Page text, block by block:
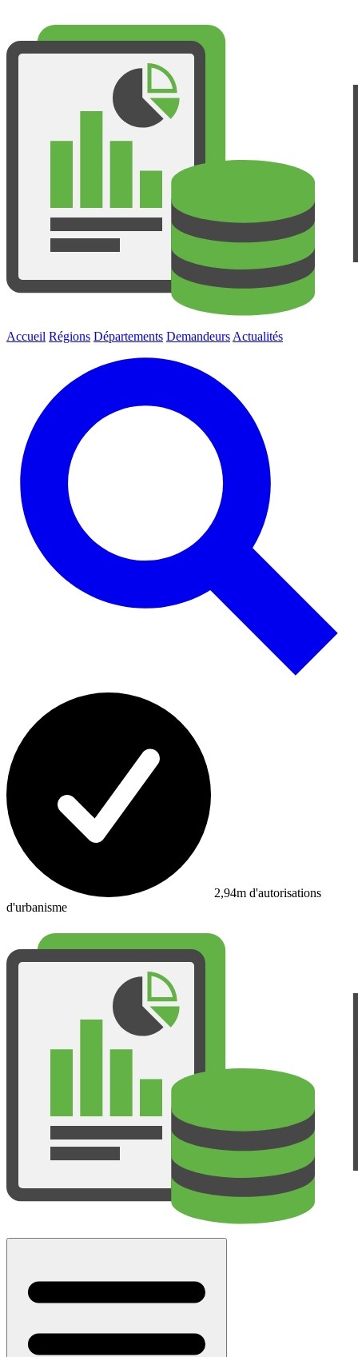
Accueil Régions Départements Demandeurs Actualités
2,94m d'autorisations
d'urbanisme